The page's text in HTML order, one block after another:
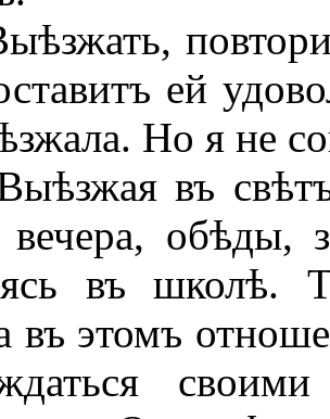
ей
Но я не
въ
обѣды,
въ школѣ.
въ этомъ